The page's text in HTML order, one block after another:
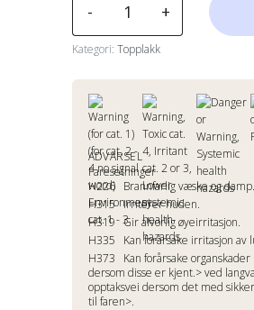
-
1070
Part
antall
+
Kategori: Topplakk
ADVARSEL
Faresetninger
H226 Brannfarlig væske og damp.
H315 Irriterer huden.
H319 Gir alvorlig øyeirritasjon.
H335
Kan forårsake irritasjon av
H373
Kan forårsake
dersom disse er kjent.> ved
opptaksvei dersom det med
til faren>.